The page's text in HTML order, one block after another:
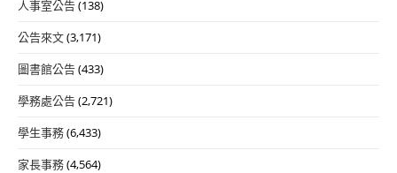
人事室公告(138)
公告來文(3,171)
圖書館公告(433)
學務處公告(2,721)
學生事務(6,433)
家長事務(4,564)